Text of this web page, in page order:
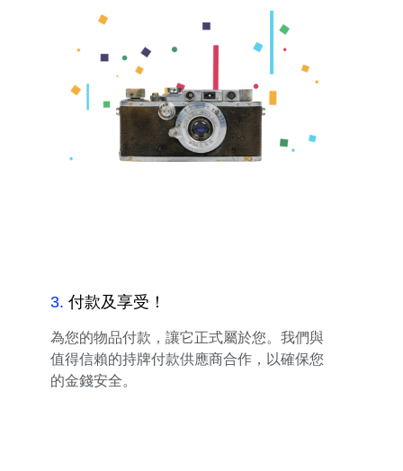
3. 付款及享受！
為您的物品付款，讓它正式屬於您。我們與
值得信賴的持牌付款供應商合作，以確保您
的金錢安全。